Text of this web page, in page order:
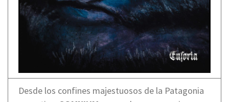
Desde los confines majestuosos de la Patagonia